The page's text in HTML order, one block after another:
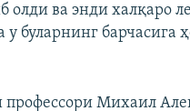
олди ва энди халқаро
буларнинг барчасига
профессори Михаил